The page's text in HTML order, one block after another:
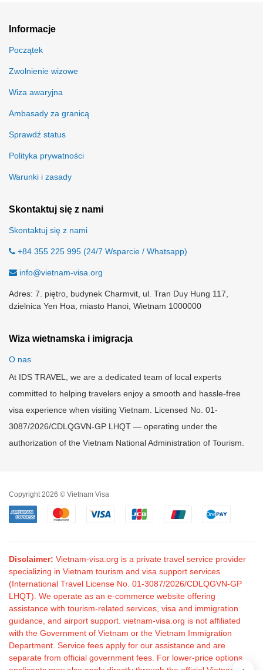
Informacje
Początek
Zwolnienie wizowe
Wiza awaryjna
Ambasady za granicą
Sprawdź status
Polityka prywatności
Warunki i zasady
Skontaktuj się z nami
Skontaktuj się z nami
+84 355 225 995 (24/7 Wsparcie / Whatsapp)
info@vietnam-visa.org
Adres: 7. piętro, budynek Charmvit, ul. Tran Duy Hung 117,
dzielnica Yen Hoa, miasto Hanoi, Wietnam 1000000
Wiza wietnamska i imigracja
O nas
At IDS TRAVEL, we are a dedicated team of local experts
committed to helping travelers enjoy a smooth and hassle-free
visa experience when visiting Vietnam. Licensed No. 01-
3087/2026/CDLQGVN-GP LHQT — operating under the
authorization of the Vietnam National Administration of Tourism.
Copyright 2026 © Vietnam Visa
Disclaimer: Vietnam-visa.org is a private travel service provider
specializing in Vietnam tourism and visa support services
(International Travel License No. 01-3087/2026/CDLQGVN-GP
LHQT). We operate as an e-commerce website offering
assistance with tourism-related services, visa and immigration
guidance, and airport support. vietnam-visa.org is not affiliated
with the Government of Vietnam or the Vietnam Immigration
Department. Service fees apply for our assistance and are
separate from official government fees. For lower-price options,